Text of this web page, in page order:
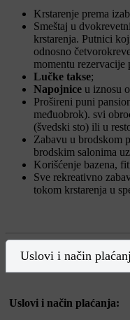
Krstarenje prema
Smeštaj u
krstarenja. Putnici
odnosno
momentu rezervacije
Lučke takse;
Napojnice u iznosu
Prošireni puni
međuobrok). svi
(švedski sto) ili u
Zabavu u brodskom
brodskim salonima
Korišćenje bazena,
Sve rekreativno
tokom krstarenja u
Uslovi i način
Uslovi i način plaćanja: